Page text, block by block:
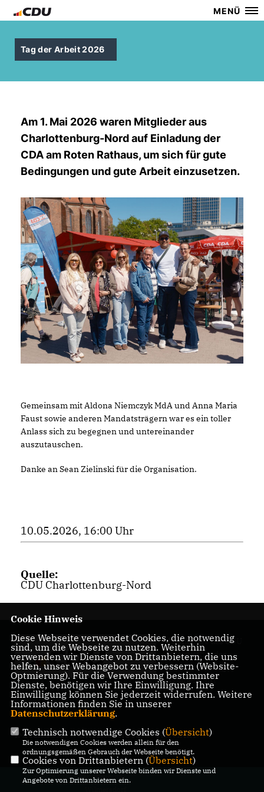
MENÜ
Tag der Arbeit 2026
Am 1. Mai 2026 waren Mitglieder aus
Charlottenburg-Nord auf Einladung der
CDA am Roten Rathaus, um sich für gute
Bedingungen und gute Arbeit einzusetzen.
Gemeinsam mit Aldona Niemczyk MdA und Anna Maria
Faust sowie anderen Mandatsträgern war es ein toller
Anlass sich zu begegnen und untereinander
auszutauschen.
Danke an Sean Zielinski für die Organisation.
10.05.2026, 16:00 Uhr
Quelle:
CDU Charlottenburg-Nord
Homepage des CDU
Kreisverbandes
Charlottenburg-
Wilmersdorf
IMPRESSUM DATENSCHUTZ KONTAKT
@2026 CDU Charlottenburg-
Cookie Hinweis
Diese Webseite verwendet Cookies, die notwendig
sind, um die Webseite zu nutzen. Weiterhin
verwenden wir Dienste von Drittanbietern, die uns
helfen, unser Webangebot zu verbessern (Website-
Optmierung). Für die Verwendung bestimmter
Dienste, benötigen wir Ihre Einwilligung. Ihre
Einwilligung können Sie jederzeit widerrufen. Weitere
Informationen finden Sie in unserer
Datenschutzerklärung.
Technisch notwendige Cookies (Übersicht)
Die notwendigen Cookies werden allein für den
ordnungsgemäßen Gebrauch der Webseite benötigt.
Cookies von Drittanbietern (Übersicht)
Zur Optimierung unserer Webseite binden wir Dienste und
Angebote von Drittanbietern ein.